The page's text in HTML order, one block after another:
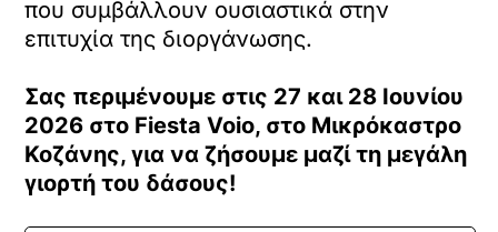
που συμβάλλουν ουσιαστικά στην
επιτυχία της διοργάνωσης.
Σας περιμένουμε στις 27 και 28 Ιουνίου
2026 στο Fiesta Voio, στο Μικρόκαστρο
Κοζάνης, για να ζήσουμε μαζί τη μεγάλη
γιορτή του δάσους!